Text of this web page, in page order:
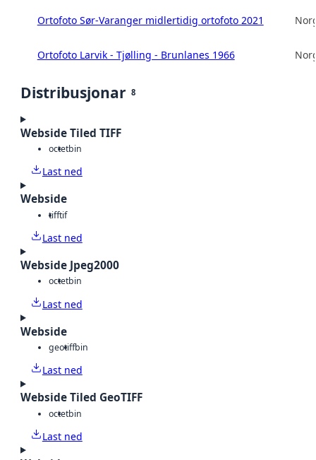
Ortofoto Sør-Varanger midlertidig ortofoto 2021
Ortofoto Larvik - Tjølling - Brunlanes 1966
Distribusjonar 8
Webside Tiled TIFF
octetbin
Last ned
Webside
tifftif
Last ned
Webside Jpeg2000
octetbin
Last ned
Webside
geotiffbin
Last ned
Webside Tiled GeoTIFF
octetbin
Last ned